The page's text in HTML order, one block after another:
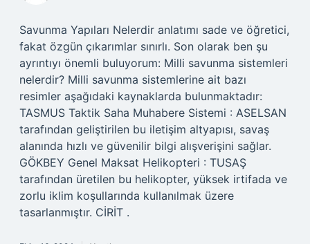
Savunma Yapıları Nelerdir anlatımı sade ve öğretici,
fakat özgün çıkarımlar sınırlı. Son olarak ben şu
ayrıntıyı önemli buluyorum: Milli savunma sistemleri
nelerdir? Milli savunma sistemlerine ait bazı
resimler aşağıdaki kaynaklarda bulunmaktadır:
TASMUS Taktik Saha Muhabere Sistemi : ASELSAN
tarafından geliştirilen bu iletişim altyapısı, savaş
alanında hızlı ve güvenilir bilgi alışverişini sağlar.
GÖKBEY Genel Maksat Helikopteri : TUSAŞ
tarafından üretilen bu helikopter, yüksek irtifada ve
zorlu iklim koşullarında kullanılmak üzere
tasarlanmıştır. CİRİT .